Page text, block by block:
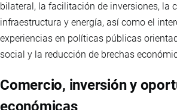
bilateral, la facilitación de inversiones, la
infraestructura y energía, así como el
experiencias en políticas públicas
social y la reducción de brechas
Comercio, inversión y
económicas